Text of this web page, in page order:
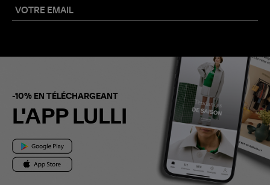
-10% EN TÉLÉCHARGEANT
L'APP LULLI